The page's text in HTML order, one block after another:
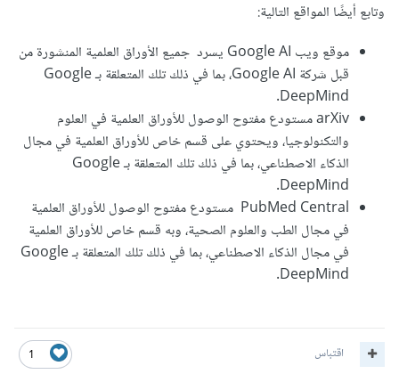
وتابع أيضًا المواقع التالية:
موقع ويب Google AI يسرد جميع الأوراق العلمية المنشورة من
قبل شركة Google AI، بما في ذلك تلك المتعلقة بـ Google
DeepMind.
arXiv مستودع مفتوح الوصول للأوراق العلمية في العلوم
والتكنولوجيا، ويحتوي على قسم خاص للأوراق العلمية في مجال
الذكاء الاصطناعي، بما في ذلك تلك المتعلقة بـ Google
DeepMind.
PubMed Central مستودع مفتوح الوصول للأوراق العلمية
في مجال الطب والعلوم الصحية، وبه قسم خاص للأوراق العلمية
في مجال الذكاء الاصطناعي، بما في ذلك تلك المتعلقة بـ Google
DeepMind.
1 اقتباس